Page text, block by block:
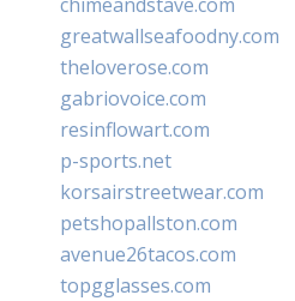
greatwallseafoodny.com
theloverose.com
gabriovoice.com
resinflowart.com
p-sports.net
korsairstreetwear.com
petshopallston.com
avenue26tacos.com
topgglasses.com